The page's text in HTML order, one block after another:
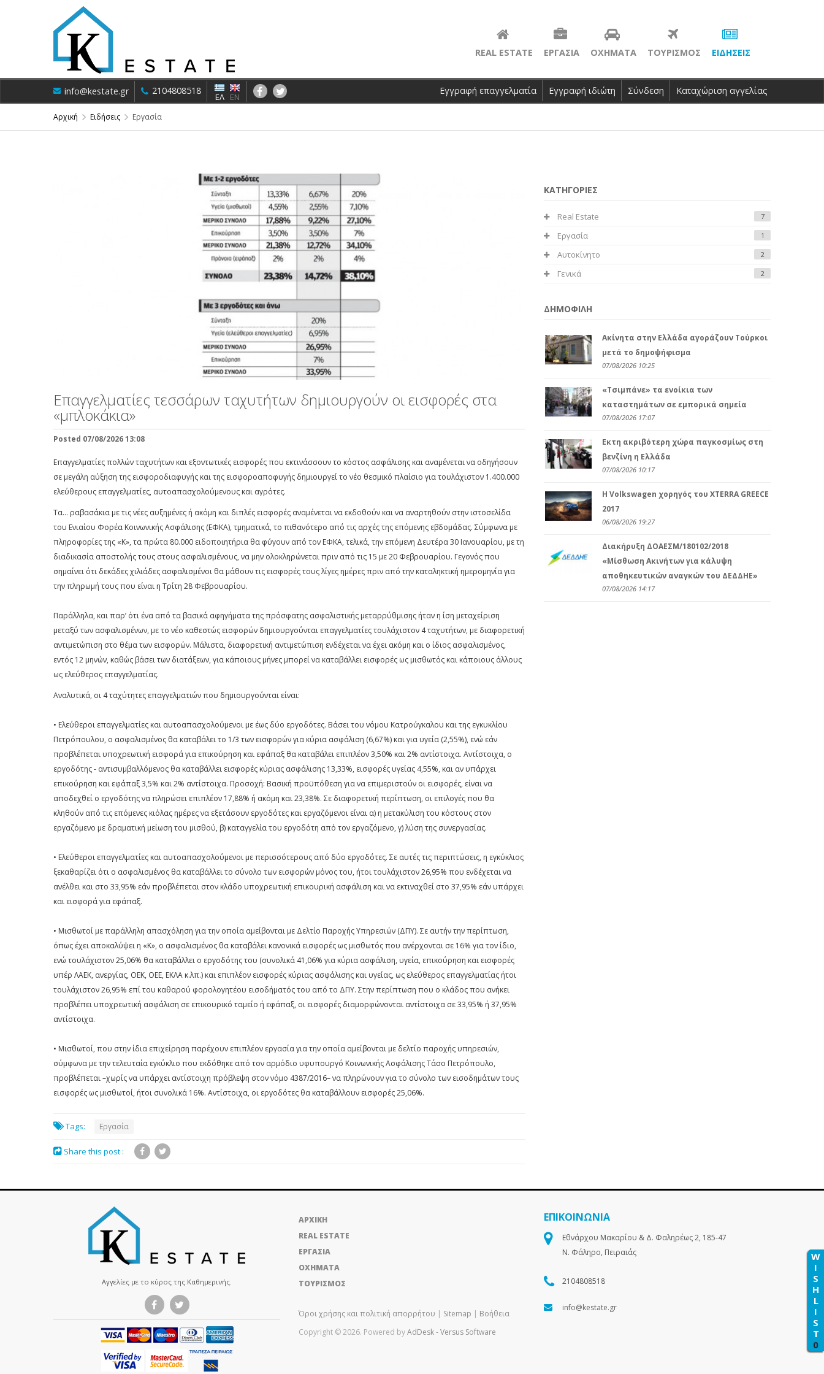
REAL ESTATE ΕΡΓΑΣΙΑ ΟΧΗΜΑΤΑ ΤΟΥΡΙΣΜΟΣ ΕΙΔΗΣΕΙΣ
info@kestate.gr 2104808518
ΕΛ EN
Εγγραφή επαγγελματία Εγγραφή ιδιώτη Σύνδεση Καταχώριση αγγελίας
Αρχική Ειδήσεις Εργασία
Επαγγελματίες τεσσάρων ταχυτήτων δημιουργούν οι εισφορές στα
«μπλοκάκια»
Posted 07/08/2026 13:08
Επαγγελματίες πολλών ταχυτήτων και εξοντωτικές εισφορές που εκτινάσσουν το κόστος ασφάλισης και αναμένεται να οδηγήσουν
σε μεγάλη αύξηση της εισφοροδιαφυγής και της εισφοροαποφυγής δημιουργεί το νέο θεσμικό πλαίσιο για τουλάχιστον 1.400.000
ελεύθερους επαγγελματίες, αυτοαπασχολούμενους και αγρότες.
Τα... ραβασάκια με τις νέες αυξημένες ή ακόμη και διπλές εισφορές αναμένεται να εκδοθούν και να αναρτηθούν στην ιστοσελίδα
του Ενιαίου Φορέα Κοινωνικής Ασφάλισης (ΕΦΚΑ), τμηματικά, το πιθανότερο από τις αρχές της επόμενης εβδομάδας. Σύμφωνα με
πληροφορίες της «Κ», τα πρώτα 80.000 ειδοποιητήρια θα φύγουν από τον ΕΦΚΑ, τελικά, την επόμενη Δευτέρα 30 Ιανουαρίου, με τη
διαδικασία αποστολής τους στους ασφαλισμένους, να μην ολοκληρώνεται πριν από τις 15 με 20 Φεβρουαρίου. Γεγονός που
σημαίνει ότι δεκάδες χιλιάδες ασφαλισμένοι θα μάθουν τις εισφορές τους λίγες ημέρες πριν από την καταληκτική ημερομηνία για
την πληρωμή τους που είναι η Τρίτη 28 Φεβρουαρίου.
Παράλληλα, και παρ’ ότι ένα από τα βασικά αφηγήματα της πρόσφατης ασφαλιστικής μεταρρύθμισης ήταν η ίση μεταχείριση
μεταξύ των ασφαλισμένων, με το νέο καθεστώς εισφορών δημιουργούνται επαγγελματίες τουλάχιστον 4 ταχυτήτων, με διαφορετική
αντιμετώπιση στο θέμα των εισφορών. Μάλιστα, διαφορετική αντιμετώπιση ενδέχεται να έχει ακόμη και ο ίδιος ασφαλισμένος,
εντός 12 μηνών, καθώς βάσει των διατάξεων, για κάποιους μήνες μπορεί να καταβάλλει εισφορές ως μισθωτός και κάποιους άλλους
ως ελεύθερος επαγγελματίας.
Αναλυτικά, οι 4 ταχύτητες επαγγελματιών που δημιουργούνται είναι:
• Ελεύθεροι επαγγελματίες και αυτοαπασχολούμενοι με έως δύο εργοδότες. Βάσει του νόμου Κατρούγκαλου και της εγκυκλίου
Πετρόπουλου, ο ασφαλισμένος θα καταβάλει το 1/3 των εισφορών για κύρια ασφάλιση (6,67%) και για υγεία (2,55%), ενώ εάν
προβλέπεται υποχρεωτική εισφορά για επικούρηση και εφάπαξ θα καταβάλει επιπλέον 3,50% και 2% αντίστοιχα. Αντίστοιχα, ο
εργοδότης - αντισυμβαλλόμενος θα καταβάλλει εισφορές κύριας ασφάλισης 13,33%, εισφορές υγείας 4,55%, και αν υπάρχει
επικούρηση και εφάπαξ 3,5% και 2% αντίστοιχα. Προσοχή: Βασική προϋπόθεση για να επιμεριστούν οι εισφορές, είναι να
αποδεχθεί ο εργοδότης να πληρώσει επιπλέον 17,88% ή ακόμη και 23,38%. Σε διαφορετική περίπτωση, οι επιλογές που θα
κληθούν από τις επόμενες κιόλας ημέρες να εξετάσουν εργοδότες και εργαζόμενοι είναι α) η μετακύλιση του κόστους στον
εργαζόμενο με δραματική μείωση του μισθού, β) καταγγελία του εργοδότη από τον εργαζόμενο, γ) λύση της συνεργασίας.
• Ελεύθεροι επαγγελματίες και αυτοαπασχολούμενοι με περισσότερους από δύο εργοδότες. Σε αυτές τις περιπτώσεις, η εγκύκλιος
ξεκαθαρίζει ότι ο ασφαλισμένος θα καταβάλλει το σύνολο των εισφορών μόνος του, ήτοι τουλάχιστον 26,95% που ενδέχεται να
ανέλθει και στο 33,95% εάν προβλέπεται στον κλάδο υποχρεωτική επικουρική ασφάλιση και να εκτιναχθεί στο 37,95% εάν υπάρχει
και εισφορά για εφάπαξ.
• Μισθωτοί με παράλληλη απασχόληση για την οποία αμείβονται με Δελτίο Παροχής Υπηρεσιών (ΔΠΥ). Σε αυτήν την περίπτωση,
όπως έχει αποκαλύψει η «Κ», ο ασφαλισμένος θα καταβάλει κανονικά εισφορές ως μισθωτός που ανέρχονται σε 16% για τον ίδιο,
ενώ τουλάχιστον 25,06% θα καταβάλλει ο εργοδότης του (συνολικά 41,06% για κύρια ασφάλιση, υγεία, επικούρηση και εισφορές
υπέρ ΛΑΕΚ, ανεργίας, ΟΕΚ, ΟΕΕ, ΕΚΛΑ κ.λπ.) και επιπλέον εισφορές κύριας ασφάλισης και υγείας, ως ελεύθερος επαγγελματίας ήτοι
τουλάχιστον 26,95% επί του καθαρού φορολογητέου εισοδήματός του από το ΔΠΥ. Στην περίπτωση που ο κλάδος που ανήκει
προβλέπει υποχρεωτική ασφάλιση σε επικουρικό ταμείο ή εφάπαξ, οι εισφορές διαμορφώνονται αντίστοιχα σε 33,95% ή 37,95%
αντίστοιχα.
• Μισθωτοί, που στην ίδια επιχείρηση παρέχουν επιπλέον εργασία για την οποία αμείβονται με δελτίο παροχής υπηρεσιών,
σύμφωνα με την τελευταία εγκύκλιο που εκδόθηκε από τον αρμόδιο υφυπουργό Κοινωνικής Ασφάλισης Τάσο Πετρόπουλο,
προβλέπεται –χωρίς να υπάρχει αντίστοιχη πρόβλεψη στον νόμο 4387/2016– να πληρώνουν για το σύνολο των εισοδημάτων τους
εισφορές ως μισθωτοί, ήτοι συνολικά 16%. Αντίστοιχα, οι εργοδότες θα καταβάλλουν εισφορές 25,06%.
Tags: Εργασία
Share this post :
ΚΑΤΗΓΟΡΙΕΣ
Real Estate 7
Εργασία 1
Αυτοκίνητο 2
Γενικά 2
ΔΗΜΟΦΙΛΗ
Ακίνητα στην Ελλάδα αγοράζουν Τούρκοι
μετά το δημοψήφισμα
07/08/2026 10:25
«Τσιμπάνε» τα ενοίκια των
καταστημάτων σε εμπορικά σημεία
07/08/2026 17:07
Eκτη ακριβότερη χώρα παγκοσμίως στη
βενζίνη η Ελλάδα
07/08/2026 10:17
H Volkswagen χορηγός του XTERRA GREECE
2017
06/08/2026 19:27
Διακήρυξη ΔΟΑΕΣΜ/180102/2018
«Μίσθωση Ακινήτων για κάλυψη
αποθηκευτικών αναγκών του ΔΕΔΔΗΕ»
07/08/2026 14:17
W
I
S
H
L
I
S
T
0
Αγγελίες με το κύρος της Καθημερινής.
ΑΡΧΙΚΗ
REAL ESTATE
ΕΡΓΑΣΙΑ
ΟΧΗΜΑΤΑ
ΤΟΥΡΙΣΜΟΣ
Όροι χρήσης και πολιτική απορρήτου | Sitemap | Βοήθεια
Copyright © 2026. Powered byAdDesk ‑ Versus Software
ΕΠΙΚΟΙΝΩΝΙΑ
Εθνάρχου Μακαρίου & Δ. Φαληρέως 2, 185-47
Ν. Φάληρο, Πειραιάς
2104808518
info@kestate.gr